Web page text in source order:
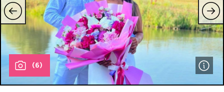
Lifestyle
Celebrități
Breaking News
(6)